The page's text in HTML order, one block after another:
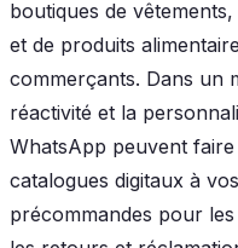
boutiques de
et de produits
commerçants. Dans un
réactivité et la
WhatsApp peuvent
catalogues digitaux à
précommandes pour